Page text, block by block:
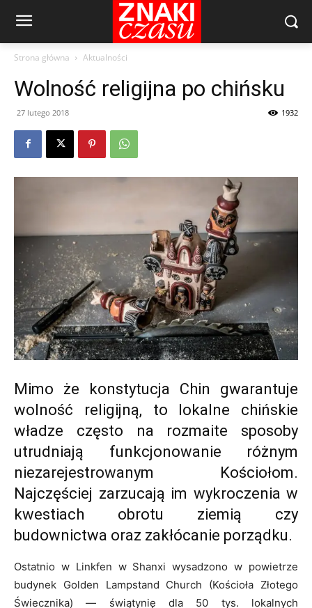
Strona główna Aktualności
Wolność religijna po chińsku
27 lutego 2018 1932
Mimo że konstytucja Chin gwarantuje
wolność religijną, to lokalne chińskie
władze często na rozmaite sposoby
utrudniają funkcjonowanie różnym
niezarejestrowanym Kościołom.
Najczęściej zarzucają im wykroczenia w
kwestiach obrotu ziemią czy
budownictwa oraz zakłócanie porządku.
Ostatnio w Linkfen w Shanxi wysadzono w powietrze
budynek Golden Lampstand Church (Kościoła Złotego
Świecznika) — świątynię dla 50 tys. lokalnych